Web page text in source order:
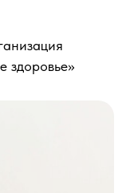
здоровье»